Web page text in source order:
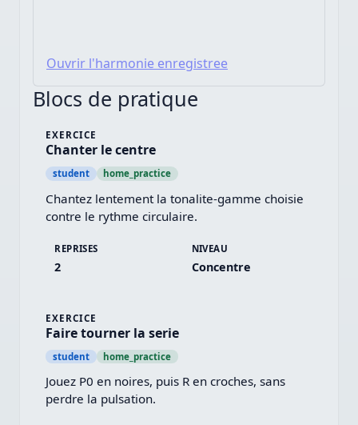
Ouvrir l'harmonie enregistree
Blocs de pratique
EXERCICE
Chanter le centre
student home_practice
Chantez lentement la tonalite-gamme choisie
contre le rythme circulaire.
REPRISES
2
NIVEAU
Concentre
EXERCICE
Faire tourner la serie
student home_practice
Jouez P0 en noires, puis R en croches, sans
perdre la pulsation.